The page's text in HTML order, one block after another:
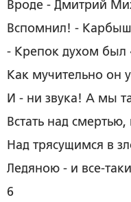
Вроде - Дмитрий
Вспомнил! -
- Крепок духом был
Как мучительно он
И - ни звука! А мы
Встать над
Над трясущимся в
Ледяною - и все-
6